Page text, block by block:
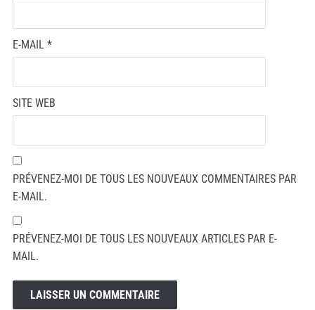
E-MAIL *
SITE WEB
PRÉVENEZ-MOI DE TOUS LES NOUVEAUX COMMENTAIRES PAR
E-MAIL.
PRÉVENEZ-MOI DE TOUS LES NOUVEAUX ARTICLES PAR E-
MAIL.